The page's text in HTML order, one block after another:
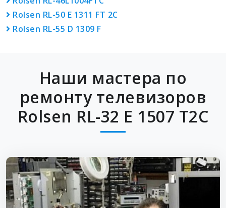
Rolsen RL-50 E 1311 FT 2C
Rolsen RL-55 D 1309 F
Наши мастера по
ремонту телевизоров
Rolsen RL-32 E 1507 T2C